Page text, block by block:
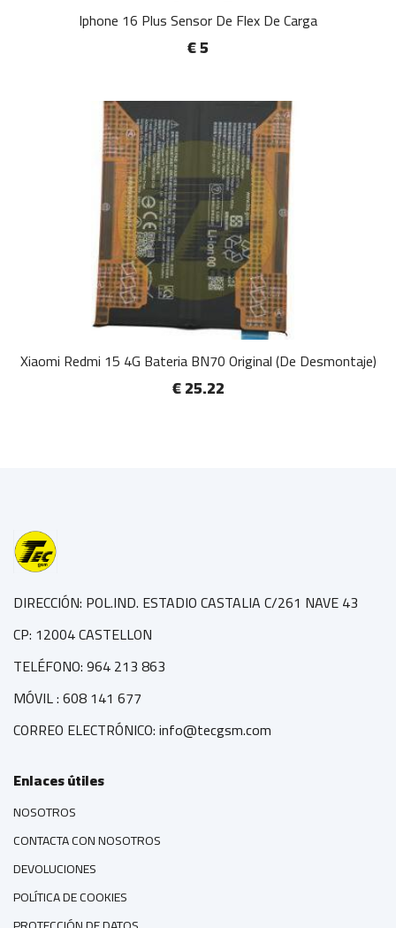
Iphone 16 Plus Sensor De Flex De Carga
€ 5
Xiaomi Redmi 15 4G Bateria BN70 Original (De Desmontaje)
€ 25.22
DIRECCIÓN: POL.IND. ESTADIO CASTALIA C/261 NAVE 43
CP: 12004 CASTELLON
TELÉFONO: 964 213 863
MÓVIL : 608 141 677
CORREO ELECTRÓNICO: info@tecgsm.com
Enlaces útiles
NOSOTROS
CONTACTA CON NOSOTROS
DEVOLUCIONES
POLÍTICA DE COOKIES